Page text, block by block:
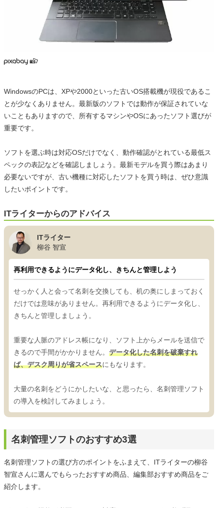
WindowsのPCは、XPや2000といった古いOS搭載機が現役であるこ
とが少なくありません。最新版のソフトでは動作が保証されていな
いこともありますので、所有するマシンやOSにあったソフト選びが
重要です。
ソフトを選ぶ時は対応OSだけでなく、動作確認がとれている最低ス
ペックの表記などを確認しましょう。最新モデルを買う際はあまり
必要ないですが、古い機種に対応したソフトを買う時は、ぜひ意識
したいポイントです。
ITライターからのアドバイス
ITライター
柳谷 智宣
再利用できるようにデータ化し、きちんと管理しよう
せっかく人と会って名刺を交換しても、机の奥にしまっておく
だけでは意味がありません。再利用できるようにデータ化し、
きちんと管理しましょう。
重要な人脈のアドレス帳になり、ソフト上からメールを送信で
きるので手間がかかりません。 データ化した名刺を破棄すれ
ば、デスク周りが省スペースにもなります。
大量の名刺をどうにかしたいな、と思ったら、名刺管理ソフト
の導入を検討してみましょう。
名刺管理ソフトのおすすめ3選
名刺管理ソフトの選び方のポイントをふまえて、ITライターの柳谷
智宣さんに選んでもらったおすすめ商品、編集部おすすめ商品をご
紹介します。